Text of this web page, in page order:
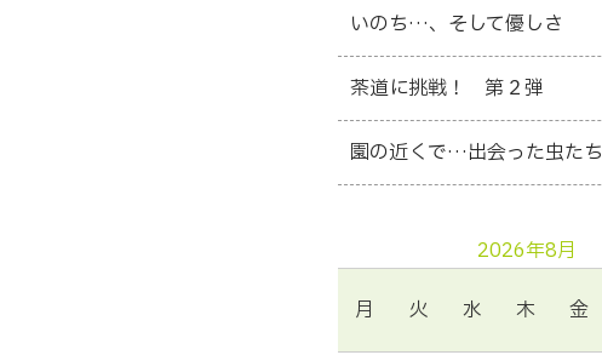
いのち…、そして優しさ
茶道に挑戦！ 第２弾
園の近くで…出会った虫たち
2026年8月
月 火 水 木 金